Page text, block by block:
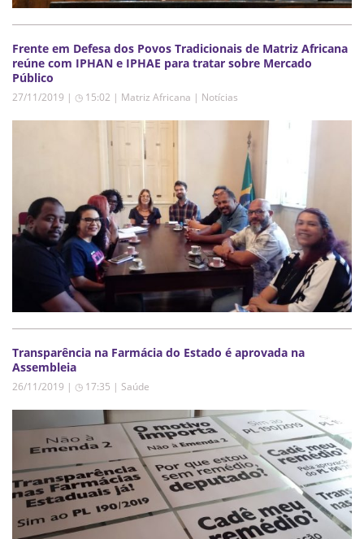
Frente em Defesa dos Povos Tradicionais de Matriz Africana
reúne com IPHAN e IPHAE para tratar sobre Mercado
Público
27/11/2019 | ◷ 15:02 | Matriz Africana | Notícias
Transparência na Farmácia do Estado é aprovada na
Assembleia
26/11/2019 | ◷ 17:35 | Saúde